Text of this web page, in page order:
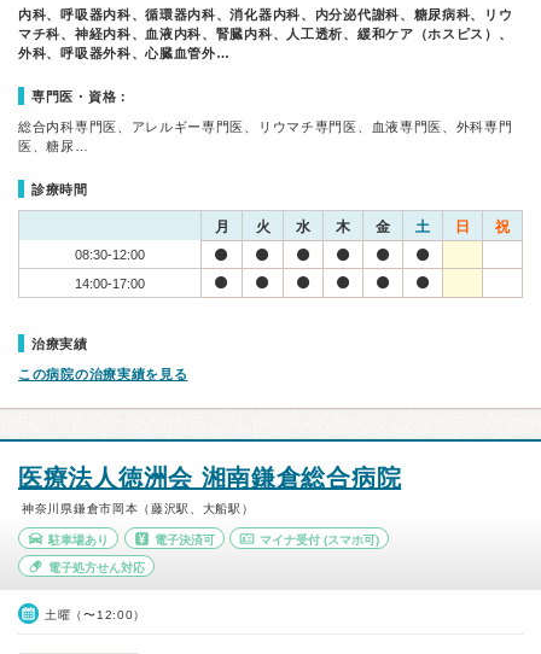
内科、呼吸器内科、循環器内科、消化器内科、内分泌代謝科、糖尿病科、リウ
マチ科、神経内科、血液内科、腎臓内科、人工透析、緩和ケア（ホスピス）、
外科、呼吸器外科、心臓血管外…
専門医・資格：
総合内科専門医、アレルギー専門医、リウマチ専門医、血液専門医、外科専門
医、糖尿…
診療時間
月 火 水 木 金 土 日 祝
08:30-12:00
14:00-17:00
治療実績
この病院の治療実績を見る
医療法人徳洲会 湘南鎌倉総合病院
神奈川県鎌倉市岡本（藤沢駅、大船駅）
駐車場あり 電子決済可 マイナ受付 (スマホ可)
電子処方せん対応
土曜（〜12:00）